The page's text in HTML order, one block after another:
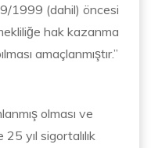
1999 (dahil) öncesi
hak kazanma
amaçlanmıştır.”
olması ve
yıl sigortalılık